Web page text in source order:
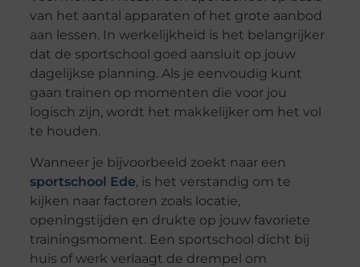
van het aantal apparaten of het grote aanbod
aan lessen. In werkelijkheid is het belangrijker
dat de sportschool goed aansluit op jouw
dagelijkse planning. Als je eenvoudig kunt
gaan trainen op momenten die voor jou
logisch zijn, wordt het makkelijker om het vol
te houden.
Wanneer je bijvoorbeeld zoekt naar een
sportschool Ede, is het verstandig om te
kijken naar factoren zoals locatie,
openingstijden en drukte op jouw favoriete
trainingsmoment. Een sportschool dicht bij
huis of werk verlaagt de drempel om